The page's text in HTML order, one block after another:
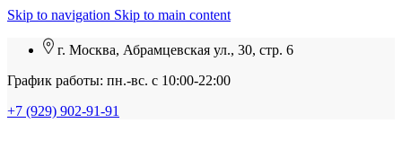
Skip to navigation Skip to main content
г. Москва, Абрамцевская ул., 30, стр. 6
График работы: пн.-вс. с 10:00-22:00
+7 (929) 902-91-91